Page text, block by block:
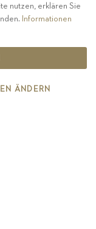
POLICY-
nutzen, erklären Sie
Informationen
ÄNDERN